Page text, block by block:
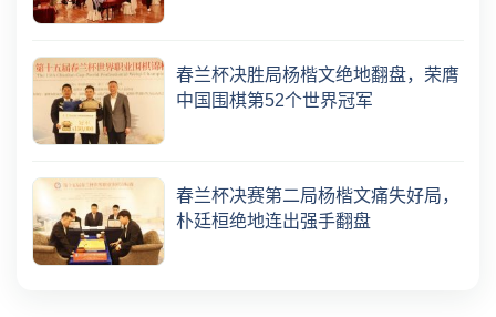
春兰杯决胜局杨楷文绝地翻盘，荣膺
中国围棋第52个世界冠军
春兰杯决赛第二局杨楷文痛失好局，
朴廷桓绝地连出强手翻盘